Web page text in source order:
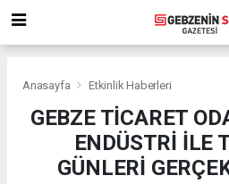
Anasayfa Etkinlik Haberleri
GEBZE TİCARET
ENDÜSTRİ İLE
GÜNLERİ